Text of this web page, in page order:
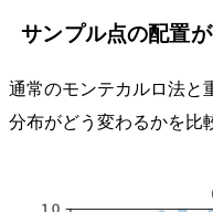
サンプル点の配置
通常のモンテカルロ法と
分布がどう変わるかを比